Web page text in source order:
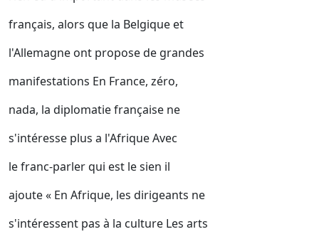
français, alors que la Belgique et
l'Allemagne ont propose de grandes
manifestations En France, zéro,
nada, la diplomatie française ne
s'intéresse plus a l'Afrique Avec
le franc-parler qui est le sien il
ajoute « En Afrique, les dirigeants ne
s'intéressent pas à la culture Les arts